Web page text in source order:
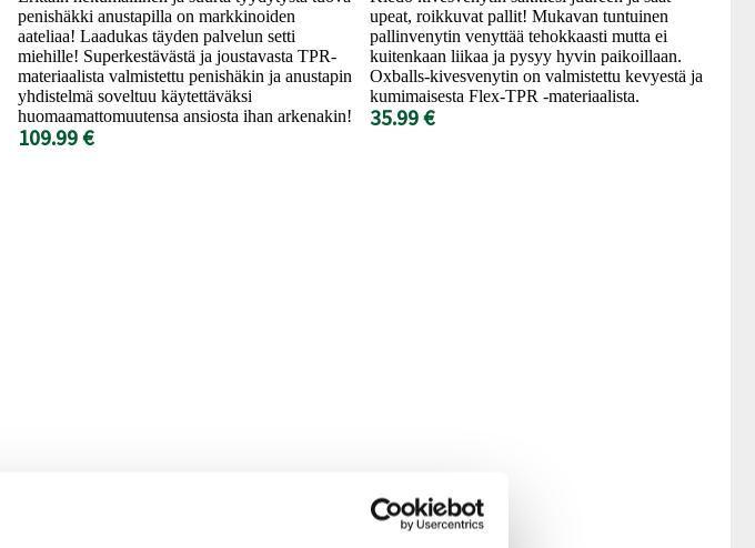
penishäkki anustapilla on markkinoiden
aateliaa! Laadukas täyden palvelun setti
miehille! Superkestävästä ja joustavasta TPR-
materiaalista valmistettu penishäkin ja anustapin
yhdistelmä soveltuu käytettäväksi
huomaamattomuutensa ansiosta ihan arkenakin!
109.99 €
upeat, roikkuvat pallit! Mukavan tuntuinen
pallinvenytin venyttää tehokkaasti mutta ei
kuitenkaan liikaa ja pysyy hyvin paikoillaan.
Oxballs-kivesvenytin on valmistettu kevyestä ja
kumimaisesta Flex-TPR -materiaalista.
35.99 €